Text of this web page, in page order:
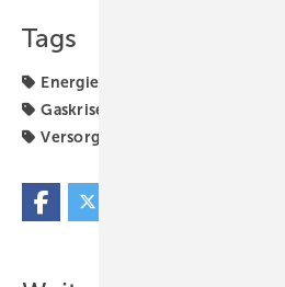
Tags
Energiekosten
Gaskrise
Versorgungssicherheit